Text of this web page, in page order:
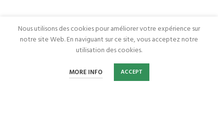
CATÉGORIES DE PRODUITS
Nous utilisons des cookies pour améliorer votre expérience sur
notre site Web. En naviguant sur ce site, vous acceptez notre
utilisation des cookies.
MORE INFO ACCEPT
Wishlist Cart